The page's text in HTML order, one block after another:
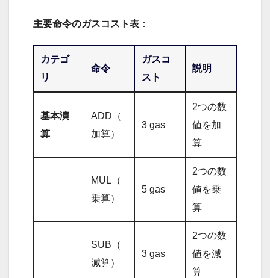
主要命令のガスコスト表 ：
カテゴ
リ
命令
ガスコ
スト
説明
基本演
算
ADD（
加算）
3 gas
2つの数
値を加
算
MUL（
乗算）
5 gas
2つの数
値を乗
算
SUB（
減算）
3 gas
2つの数
値を減
算